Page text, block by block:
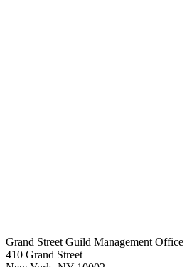
Grand Street Guild Management Office
410 Grand Street